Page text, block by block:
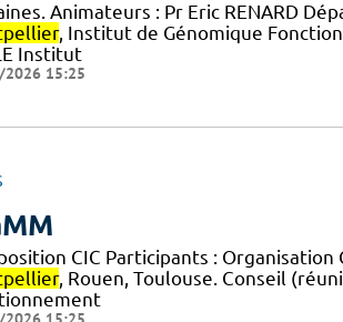
Animateurs : Pr Eric RENARD
, Institut de Génomique
Institut
15:25
CIC Participants :
, Rouen, Toulouse. Conseil